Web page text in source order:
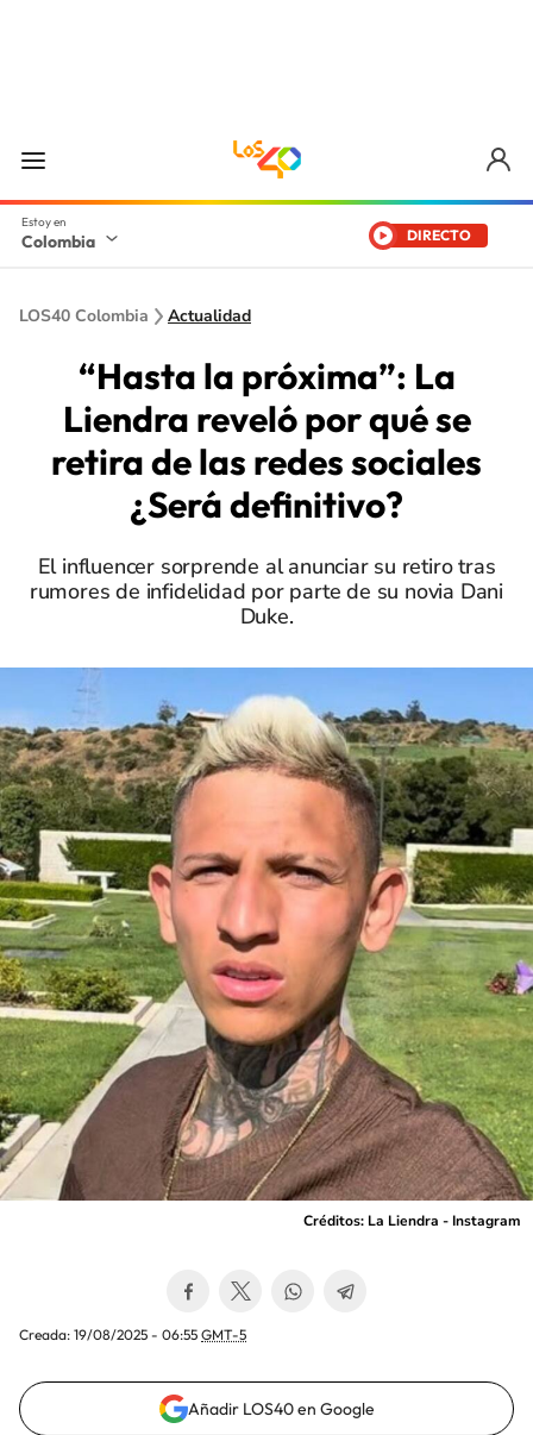
Colombia DIRECTO
LOS40 Colombia Actualidad
“Hasta la próxima”: La
Liendra reveló por qué se
retira de las redes sociales
¿Será definitivo?
El influencer sorprende al anunciar su retiro tras
rumores de infidelidad por parte de su novia Dani
Duke.
Créditos: La Liendra - Instagram
Creada: 19/08/2025 - 06:55 GMT-5
Añadir LOS40 en Google